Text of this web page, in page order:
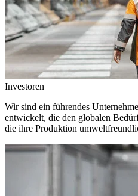
Investoren
Wir sind ein führendes
entwickelt, die den globalen
die ihre Produktion